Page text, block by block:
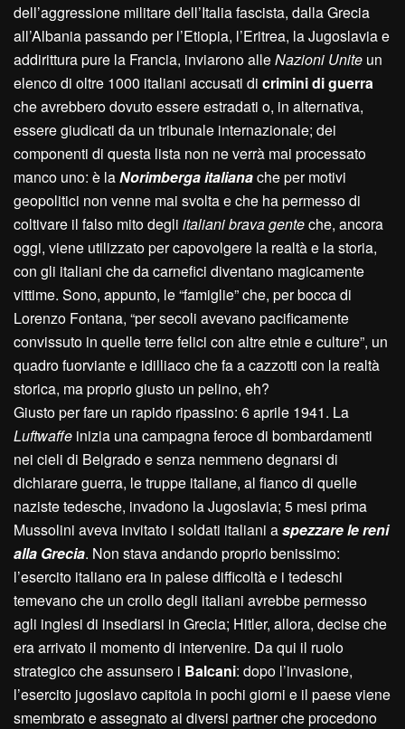
dell’aggressione militare dell’Italia fascista, dalla Grecia
all’Albania passando per l’Etiopia, l’Eritrea, la Jugoslavia e
addirittura pure la Francia, inviarono alleNazioni Unite un
elenco di oltre 1000 italiani accusati di crimini di guerra
che avrebbero dovuto essere estradati o, in alternativa,
essere giudicati da un tribunale internazionale; dei
componenti di questa lista non ne verrà mai processato
manco uno: è laNorimberga italianache per motivi
geopolitici non venne mai svolta e che ha permesso di
coltivare il falso mito degli italiani brava genteche, ancora
oggi, viene utilizzato per capovolgere la realtà e la storia,
con gli italiani che da carnefici diventano magicamente
vittime. Sono, appunto, le “famiglie” che, per bocca di
Lorenzo Fontana, “per secoli avevano pacificamente
convissuto in quelle terre felici con altre etnie e culture”, un
quadro fuorviante e idilliaco che fa a cazzotti con la realtà
storica, ma proprio giusto un pelino, eh?
Giusto per fare un rapido ripassino: 6 aprile 1941. La
Luftwaffe inizia una campagna feroce di bombardamenti
nei cieli di Belgrado e senza nemmeno degnarsi di
dichiarare guerra, le truppe italiane, al fianco di quelle
naziste tedesche, invadono la Jugoslavia; 5 mesi prima
Mussolini aveva invitato i soldati italiani aspezzare le reni
alla Grecia. Non stava andando proprio benissimo:
l’esercito italiano era in palese difficoltà e i tedeschi
temevano che un crollo degli italiani avrebbe permesso
agli inglesi di insediarsi in Grecia; Hitler, allora, decise che
era arrivato il momento di intervenire. Da qui il ruolo
strategico che assunsero i Balcani: dopo l’invasione,
l’esercito jugoslavo capitola in pochi giorni e il paese viene
smembrato e assegnato ai diversi partner che procedono